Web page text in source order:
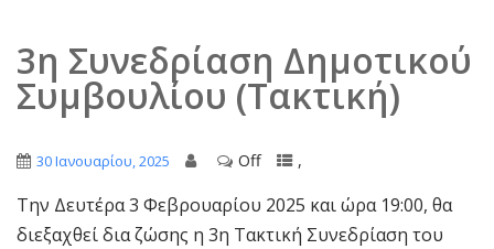
3η Συνεδρίαση Δημοτικού
Συμβουλίου (Τακτική)
30 Ιανουαρίου, 2025 Off ,
Την Δευτέρα 3 Φεβρουαρίου 2025 και ώρα 19:00, θα
διεξαχθεί δια ζώσης η 3η Τακτική Συνεδρίαση του